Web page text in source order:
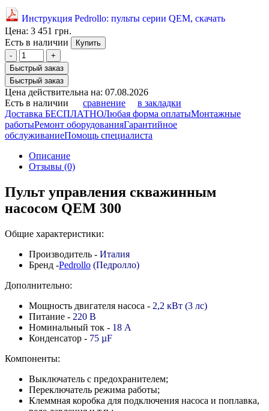
Инструкция Pedrollo: пульты серии QEM, скачать
Цена: 3 451 грн.
Есть в наличии
Купить
-
+
Быстрый заказ
Быстрый заказ
Цена действительна на: 07.08.2026
Есть в наличии
сравнение
в закладки
Доставка БЕСПЛАТНОЛюбая форма оплатыМонтажные
работыРемонт оборудованияГарантийное
обслуживаниеПомощь специалиста
Описание
Отзывы (0)
Пульт управления скважинным
насосом QEM 300
Общие характеристики:
Производитель - Италия
Бренд -Pedrollo (Педролло)
Дополнительно:
Мощность двигателя насоса - 2,2 кВт (3 лс)
Питание - 220 В
Номинальный ток - 18 А
Конденсатор - 75 µF
Компоненты:
Выключатель с предохранителем;
Переключатель режима работы;
Клеммная коробка для подключения насоса и поплавка,